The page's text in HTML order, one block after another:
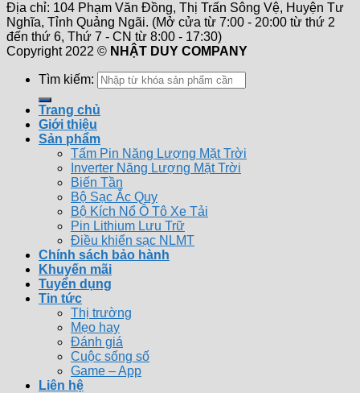
Địa chỉ: 104 Phạm Văn Đồng, Thị Trấn Sông Vệ, Huyện Tư
Nghĩa, Tỉnh Quảng Ngãi. (Mở cửa từ 7:00 - 20:00 từ thứ 2
đến thứ 6, Thứ 7 - CN từ 8:00 - 17:30)
Copyright 2022 © NHẬT DUY COMPANY
Tìm kiếm:
Trang chủ
Giới thiệu
Sản phẩm
Tấm Pin Năng Lượng Mặt Trời
Inverter Năng Lượng Mặt Trời
Biến Tần
Bộ Sạc Ắc Quy
Bộ Kích Nổ Ô Tô Xe Tải
Pin Lithium Lưu Trữ
Điều khiển sạc NLMT
Chính sách bảo hành
Khuyến mãi
Tuyển dụng
Tin tức
Thị trường
Mẹo hay
Đánh giá
Cuộc sống số
Game – App
Liên hệ